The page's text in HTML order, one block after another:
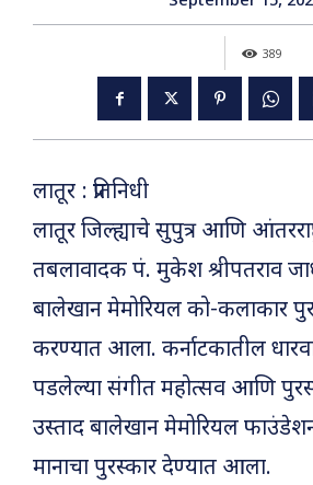
389
लातूर : प्रतिनिधी
लातूर जिल्ह्याचे सुपुत्र आणि
तबलावादक पं. मुकेश श्रीपतराव
बालेखान मेमोरियल को-कलाकार
करण्यात आला. कर्नाटकातील
पडलेल्या संगीत महोत्सव आणि
उस्ताद बालेखान मेमोरियल
मानाचा पुरस्कार देण्यात आला.